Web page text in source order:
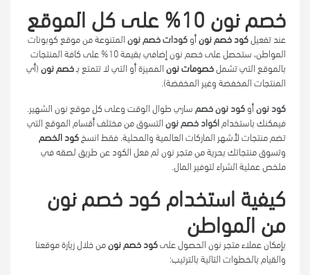
خصم نون 10% على كل الموقع
عند تفعيلكود خصم نونأوكودات خصم نونالمتنوعة من موقع كوبونات
المواطن، ستحصل على خصم نون إضافي بقيمة 10% على كافة المنتجات
بالموقع التي تشملخصومات نونالمميزة أو التي لا تتمتع بـ خصم نون(أي
المنتجات المخفضة وغير المخفضة).
كود نونأوكود نون خصم ساري طوال الوقت وعلى كل موقع نون الشهير.
فيمكنك باستخداماكواد خصم نونالتسوق من مختلف أقسام الموقع التي
تضم منتجات لأشهر الماركات العالمية والمحلية. فقط انسخكود الخصم
وتسوق منتجاتك بحرية من متجر نون ثم فعل الكود عن طريق لصقه في
ملخص عملية الشراء لتوفير المال.
كيفية استخدام كود خصم نون
من المواطن
بإمكان عملاء متجر نون الحصول علىكود خصم نونمن خلال زيارة موقعنا
والقيام بالخطوات التالية بالترتيب: